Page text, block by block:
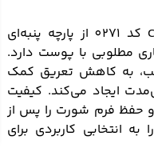
در تولید شورت مردانه کنتکس CANTTEX کد 0271 از پارچه پنبه‌ای
مطلوبی با پوست دارد.
به کاهش تعریق کمک
ایجاد می‌کند. کیفیت
حفظ فرم شورت را پس از
انتخابی کاربردی برای